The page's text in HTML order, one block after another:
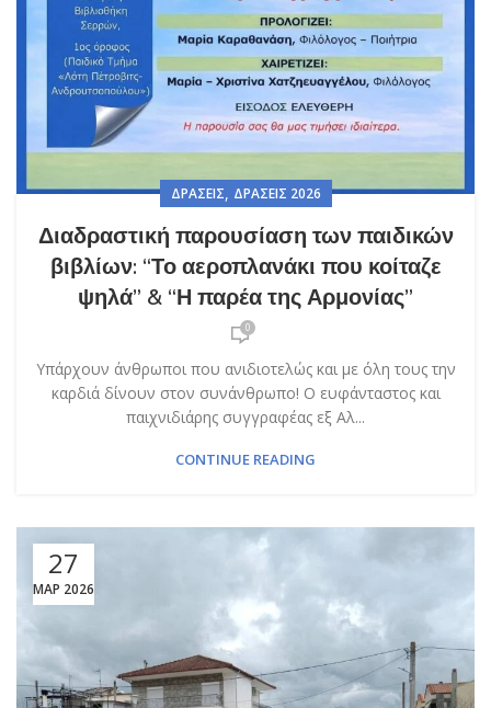
ΔΡΆΣΕΙΣ, ΔΡΆΣΕΙΣ 2026
Διαδραστική παρουσίαση των παιδικών
βιβλίων: “Το αεροπλανάκι που κοίταζε
ψηλά” & “Η παρέα της Αρμονίας”
0
Υπάρχουν άνθρωποι που ανιδιοτελώς και με όλη τους την
καρδιά δίνουν στον συνάνθρωπο! Ο ευφάνταστος και
παιχνιδιάρης συγγραφέας εξ Αλ...
CONTINUE READING
27
ΜΑΡ 2026